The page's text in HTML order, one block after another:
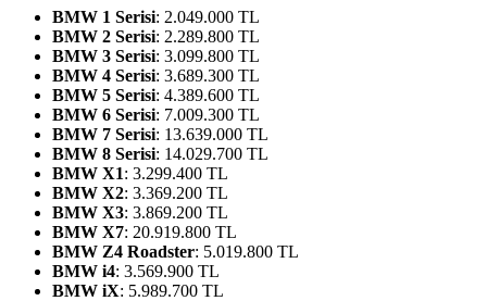
BMW 1 Serisi: 2.049.000 TL
BMW 2 Serisi: 2.289.800 TL
BMW 3 Serisi: 3.099.800 TL
BMW 4 Serisi: 3.689.300 TL
BMW 5 Serisi: 4.389.600 TL
BMW 6 Serisi: 7.009.300 TL
BMW 7 Serisi: 13.639.000 TL
BMW 8 Serisi: 14.029.700 TL
BMW X1: 3.299.400 TL
BMW X2: 3.369.200 TL
BMW X3: 3.869.200 TL
BMW X7: 20.919.800 TL
BMW Z4 Roadster: 5.019.800 TL
BMW i4: 3.569.900 TL
BMW iX: 5.989.700 TL